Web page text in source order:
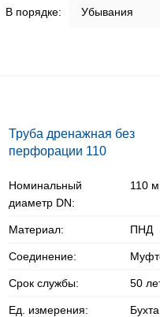
В порядке:
Труба дренажная без
перфорации 110
Номинальный
диаметр DN:
110
Материал: ПНД
Соединение:
Срок службы: 50
Ед. измерения: